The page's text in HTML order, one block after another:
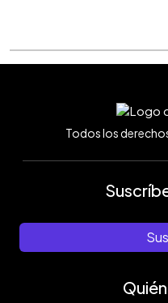
Todos los